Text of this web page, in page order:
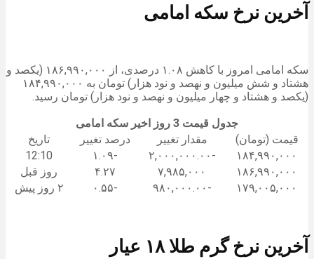
آخرین نرخ سکه امامی
سکه امامی امروز با کاهش ۱.۰۸ درصدی، از ۱۸۶,۹۹۰,۰۰۰ (یکصد و
هشتاد و شش میلیون و نهصد و نود هزار) تومان به ۱۸۴,۹۹۰,۰۰۰
(یکصد و هشتاد و چهار میلیون و نهصد و نود هزار) تومان رسید.
جدول قیمت 3 روز اخیر سکه امامی
قیمت (تومان)
مقدار تغییر درصد تغییر
تاریخ
۱۸۴,۹۹۰,۰۰۰
-۲,۰۰۰,۰۰۰.۰۰ -۱.۰۹
12:10
۱۸۶,۹۹۰,۰۰۰
۷,۹۸۵,۰۰۰ ۴.۲۷
روز قبل
۱۷۹,۰۰۵,۰۰۰
-۹۸۰,۰۰۰.۰۰ -۰.۵۵ ۲ روز پیش
آخرین نرخ گرم طلا ۱۸ عیار